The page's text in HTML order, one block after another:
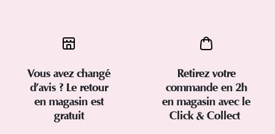
Vous avez changé
d’avis ? Le retour
en magasin est
gratuit
Retirez votre
commande en 2h
en magasin avec le
Click & Collect